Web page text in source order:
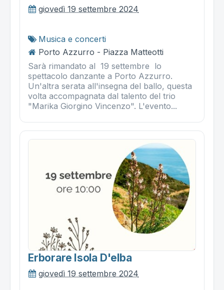
giovedì 19 settembre 2024
Musica e concerti
Porto Azzurro - Piazza Matteotti
Sarà rimandato al 19 settembre lo
spettacolo danzante a Porto Azzurro.
Un'altra serata all'insegna del ballo, questa
volta accompagnata dal talento del trio
"Marika Giorgino Vincenzo". L'evento...
Erborare Isola D'elba
giovedì 19 settembre 2024